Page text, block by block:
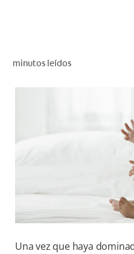
minutos leídos
Una vez que haya